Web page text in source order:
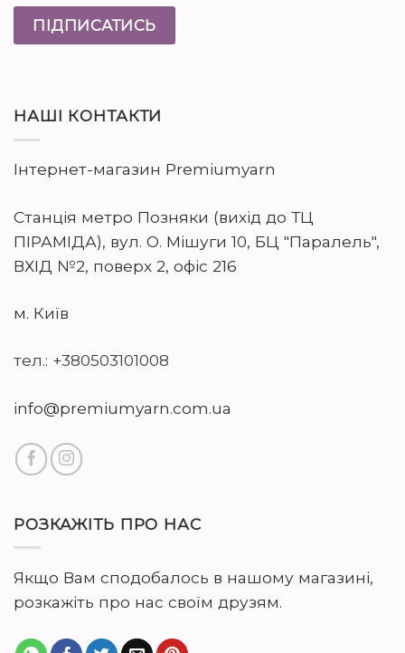
НАШІ КОНТАКТИ
Інтернет-магазин Premiumyarn
Станція метро Позняки (вихід до ТЦ
ПІРАМІДА), вул. О. Мішуги 10, БЦ "Паралель",
ВХІД №2, поверх 2, офіс 216
м. Київ
тел.: +380503101008
info@premiumyarn.com.ua
РОЗКАЖІТЬ ПРО НАС
Якщо Вам сподобалось в нашому магазині,
розкажіть про нас своїм друзям.